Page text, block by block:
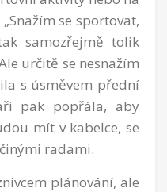
se sportovat,
samozřejmě tolik
určitě se nesnažím
s úsměvem přední
pak popřála, aby
mít v kabelce, se
radami.
plánování, ale